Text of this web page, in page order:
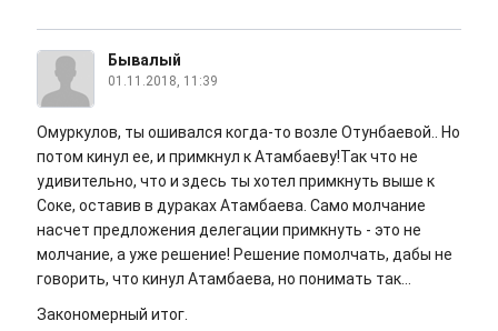
Бывалый
01.11.2018, 11:39
Омуркулов, ты ошивался когда-то возле Отунбаевой.. Но
потом кинул ее, и примкнул к Атамбаеву!Так что не
удивительно, что и здесь ты хотел примкнуть выше к
Соке, оставив в дураках Атамбаева. Само молчание
насчет предложения делегации примкнуть - это не
молчание, а уже решение! Решение помолчать, дабы не
говорить, что кинул Атамбаева, но понимать так...
Закономерный итог.